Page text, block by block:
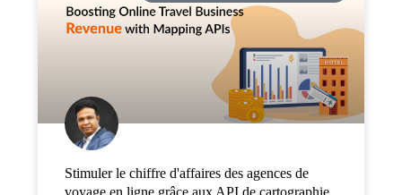
Stimuler le chiffre d'affaires des agences de